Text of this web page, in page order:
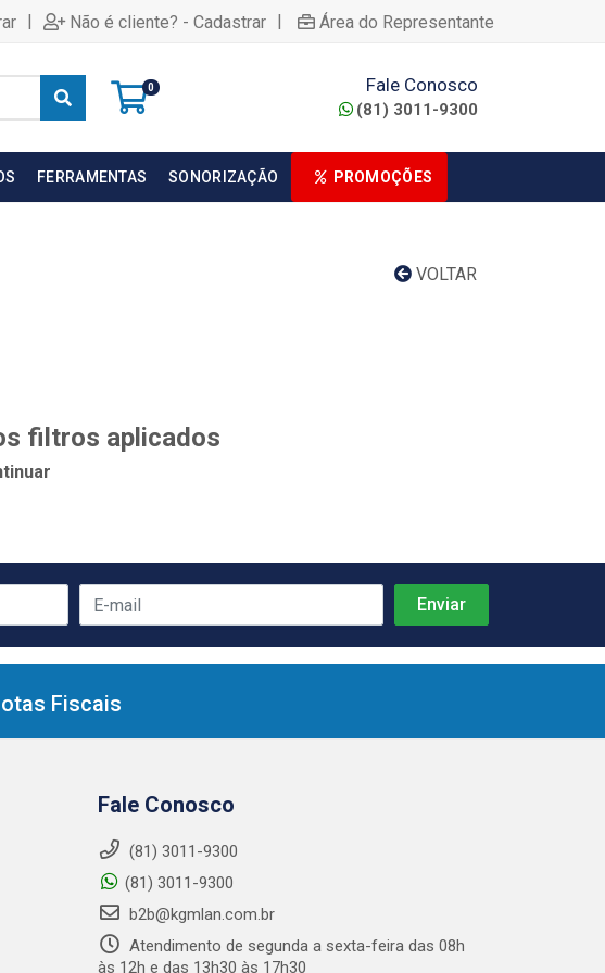
| Não é cliente? - Cadastrar | Área do Representante
0 Fale Conosco
(81) 3011-9300
FERRAMENTAS SONORIZAÇÃO PROMOÇÕES
VOLTAR
filtros aplicados
Fiscais
Fale Conosco
(81) 3011-9300
(81) 3011-9300
b2b@kgmlan.com.br
Atendimento de segunda a sexta-feira das 08h
às 12h e das 13h30 às 17h30